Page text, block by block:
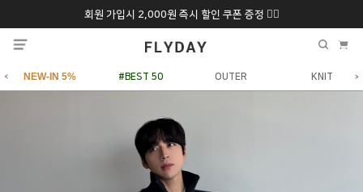
회원 가입시 2,000원 즉시 할인 쿠폰 증정 ❤️‍🔥
추석 특별 할인 10~20% 9/6 화 ~ 9/12월
NEW-IN 5% #BEST 50 OUTER KNIT